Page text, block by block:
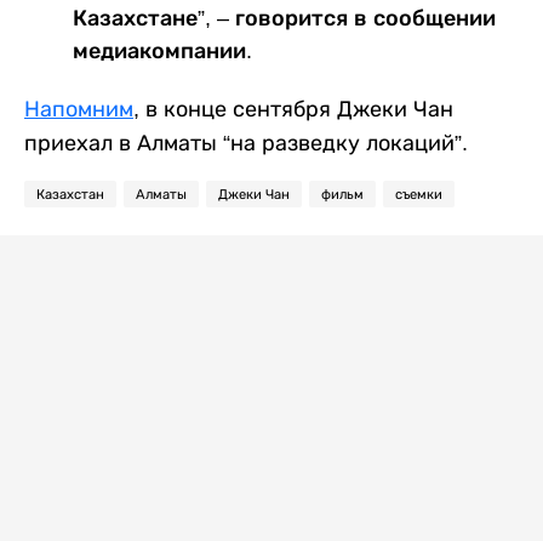
Казахстане”, – говорится в сообщении
медиакомпании.
Напомним, в конце сентября Джеки Чан
приехал в Алматы “на разведку локаций”.
Казахстан Алматы Джеки Чан фильм съемки